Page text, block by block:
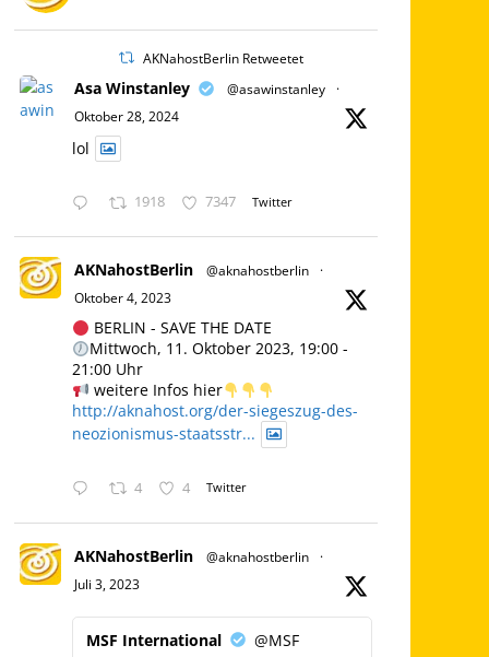
AKNahostBerlin Retweetet
Asa Winstanley @asawinstanley
·
Oktober 28, 2024
lol
1918 7347 Twitter
AKNahostBerlin @aknahostberlin
·
Oktober 4, 2023
BERLIN - SAVE THE DATE
Mittwoch, 11. Oktober 2023, 19:00 -
21:00 Uhr
weitere Infos hier
http://aknahost.org/der-siegeszug-des-
neozionismus-staatsstr...
4 4 Twitter
AKNahostBerlin @aknahostberlin
·
Juli 3, 2023
MSF International
@MSF